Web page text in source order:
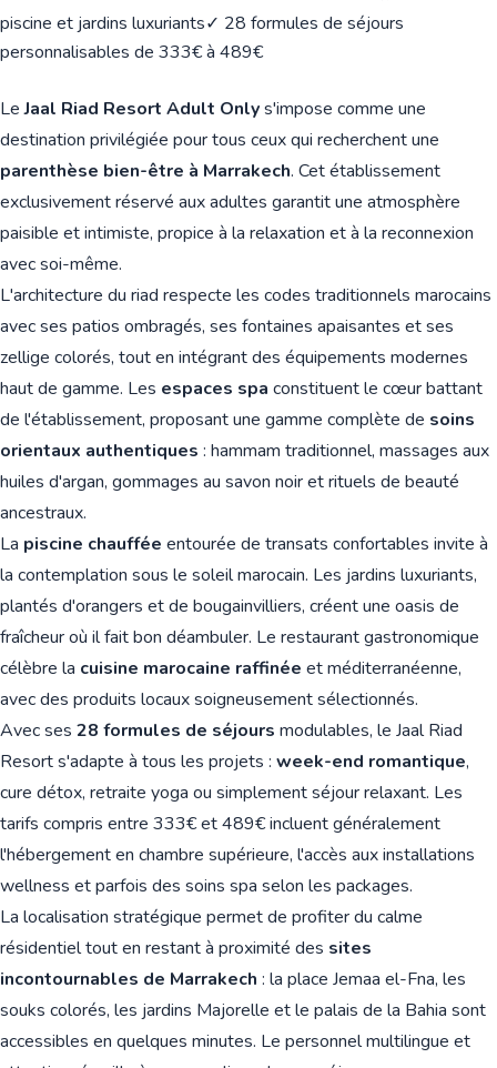
piscine et jardins luxuriants✓ 28 formules de séjours
personnalisables de 333€ à 489€
LeJaal Riad Resort Adult Onlys'impose comme une
destination privilégiée pour tous ceux qui recherchent une
parenthèse bien-être à Marrakech. Cet établissement
exclusivement réservé aux adultes garantit une atmosphère
paisible et intimiste, propice à la relaxation et à la reconnexion
avec soi-même.
L'architecture du riad respecte les codes traditionnels marocains
avec ses patios ombragés, ses fontaines apaisantes et ses
zellige colorés, tout en intégrant des équipements modernes
haut de gamme. Les espaces spa constituent le cœur battant
de l'établissement, proposant une gamme complète de soins
orientaux authentiques : hammam traditionnel, massages aux
huiles d'argan, gommages au savon noir et rituels de beauté
ancestraux.
La piscine chauffée entourée de transats confortables invite à
la contemplation sous le soleil marocain. Les jardins luxuriants,
plantés d'orangers et de bougainvilliers, créent une oasis de
fraîcheur où il fait bon déambuler. Le restaurant gastronomique
célèbre la cuisine marocaine raffinée et méditerranéenne,
avec des produits locaux soigneusement sélectionnés.
Avec ses 28 formules de séjours modulables, le Jaal Riad
Resort s'adapte à tous les projets : week-end romantique,
cure détox, retraite yoga ou simplement séjour relaxant. Les
tarifs compris entre 333€ et 489€ incluent généralement
l'hébergement en chambre supérieure, l'accès aux installations
wellness et parfois des soins spa selon les packages.
La localisation stratégique permet de profiter du calme
résidentiel tout en restant à proximité des sites
incontournables de Marrakech : la place Jemaa el-Fna, les
souks colorés, les jardins Majorelle et le palais de la Bahia sont
accessibles en quelques minutes. Le personnel multilingue et